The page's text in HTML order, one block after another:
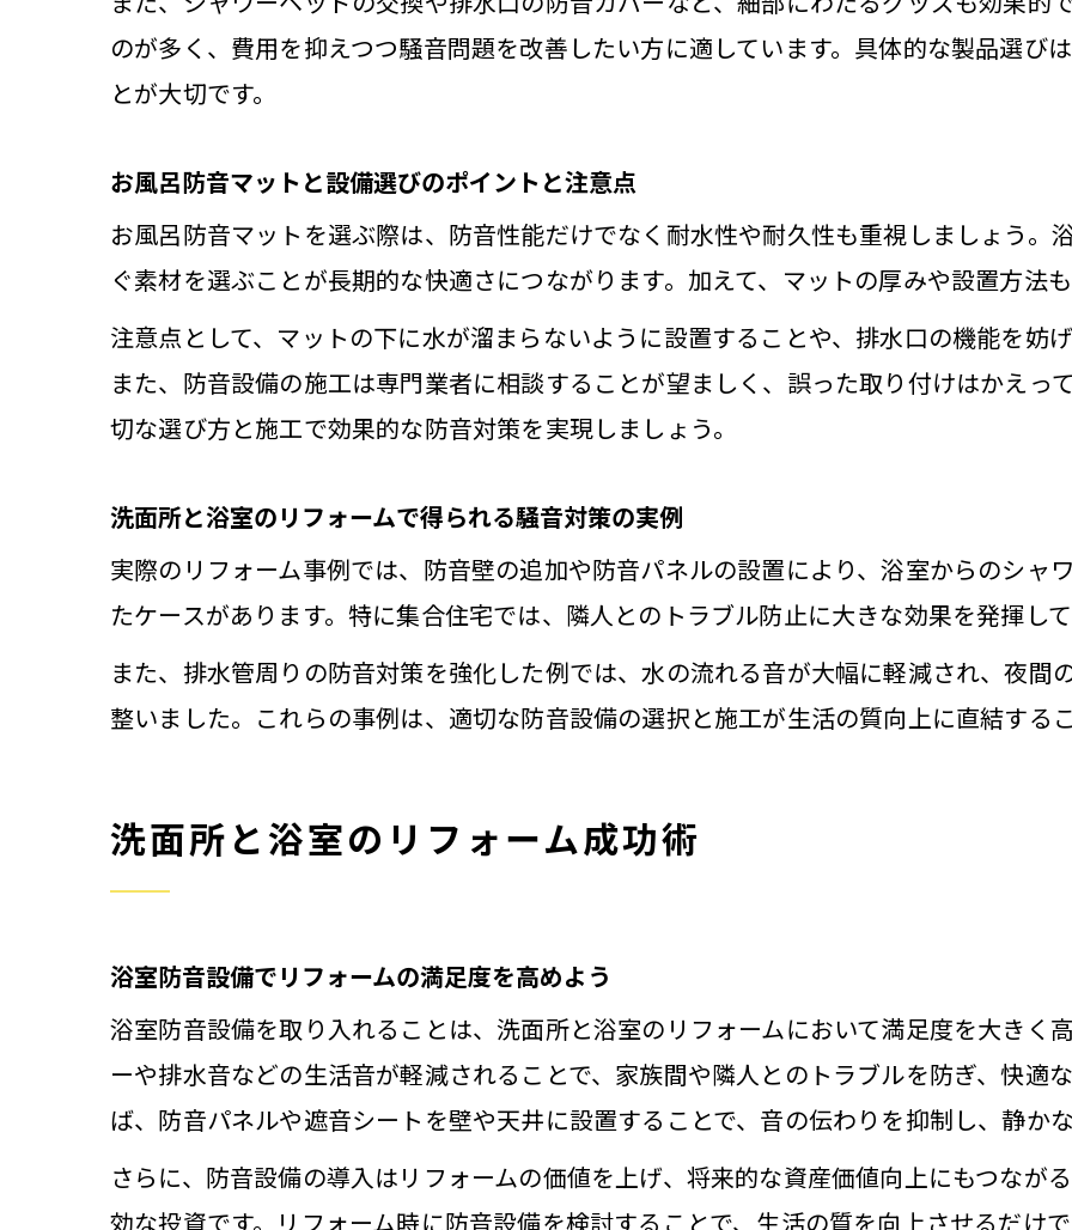
お風呂防音マットで静かなお風呂時間を実現
浴室の窓やドアにも注目する防音法
浴室防音設備で窓やドアの静音性を向上させる
洗面所と浴室のリフォームで窓の防音対策を徹
お風呂防音対策はドアの工夫も重要なポイント
窓やドアの防音でお風呂リフォーム効果を強化
洗面所と浴室のリフォーム時に見落としがちな
のが多く、費用を抑えつつ騒音問題を改善したい方に適しています。具体的な製品選び
とが大切です。
お風呂防音マットと設備選びのポイントと注意点
お風呂防音マットを選ぶ際は、防音性能だけでなく耐水性や耐久性も重視しましょう。
ぐ素材を選ぶことが長期的な快適さにつながります。加えて、マットの厚みや設置方法
注意点として、マットの下に水が溜まらないように設置することや、排水口の機能を妨
また、防音設備の施工は専門業者に相談することが望ましく、誤った取り付けはかえっ
切な選び方と施工で効果的な防音対策を実現しましょう。
洗面所と浴室のリフォームで得られる騒音対策の実例
実際のリフォーム事例では、防音壁の追加や防音パネルの設置により、浴室からのシャ
たケースがあります。特に集合住宅では、隣人とのトラブル防止に大きな効果を発揮して
また、排水管周りの防音対策を強化した例では、水の流れる音が大幅に軽減され、夜間
整いました。これらの事例は、適切な防音設備の選択と施工が生活の質向上に直結する
洗面所と浴室のリフォーム成功術
浴室防音設備でリフォームの満足度を高めよう
浴室防音設備を取り入れることは、洗面所と浴室のリフォームにおいて満足度を大きく
ーや排水音などの生活音が軽減されることで、家族間や隣人とのトラブルを防ぎ、快適
ば、防音パネルや遮音シートを壁や天井に設置することで、音の伝わりを抑制し、静か
さらに、防音設備の導入はリフォームの価値を上げ、将来的な資産価値向上にもつなが
効な投資です。リフォーム時に防音設備を検討することで、生活の質を向上させるだけ